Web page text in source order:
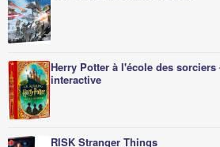
Herry Potter à l'école des
interactive
RISK Stranger Things